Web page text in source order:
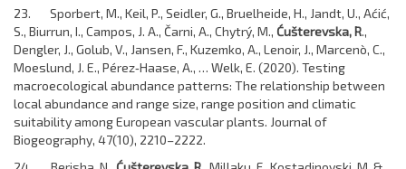
23. Sporbert, M., Keil, P., Seidler, G., Bruelheide, H., Jandt, U., Aćić,
S., Biurrun, I., Campos, J. A., Čarni, A., Chytrý, M., Ćušterevska, R.,
Dengler, J., Golub, V., Jansen, F., Kuzemko, A., Lenoir, J., Marcenò, C.,
Moeslund, J. E., Pérez‐Haase, A., … Welk, E. (2020). Testing
macroecological abundance patterns: The relationship between
local abundance and range size, range position and climatic
suitability among European vascular plants. Journal of
Biogeography, 47(10), 2210–2222.